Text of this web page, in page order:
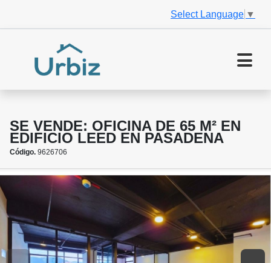
Select Language ▼
SE VENDE: OFICINA DE 65 M² EN
EDIFICIO LEED EN PASADENA
Código. 9626706